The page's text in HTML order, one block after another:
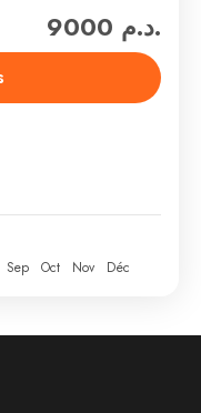
au cœur des
un
milieu du désert,
9000 د.م.
Sep Oct Nov Déc